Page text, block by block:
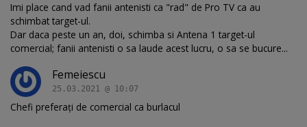
Imi place cand vad fanii antenisti ca "rad" de Pro TV ca au
schimbat target-ul.
Dar daca peste un an, doi, schimba si Antena 1 target-ul
comercial; fanii antenisti o sa laude acest lucru, o sa se bucure...
Femeiescu
25.03.2021 @ 10:07
Chefi preferați de comercial ca burlacul